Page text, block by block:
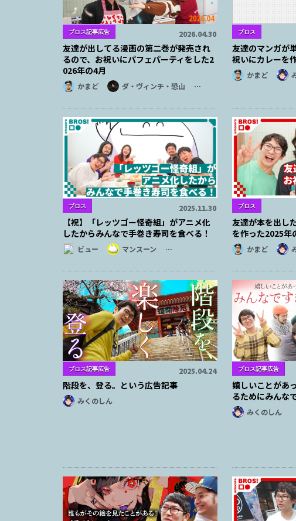
ブロス記事広告 2026.04.30
友達が出してる漫画の第二巻が発売され
るので、お祝いにパフェパーティをした2
026年の4月
かまど ダ・ヴィンチ・恐山 …
ブロス
友達のマンガが
祝いにカレーを
かまど
ブロス 2025.11.30
【祝】「レッツゴー怪奇組」がアニメ化
したからみんなで手巻き寿司を食べる！
ビュー マンスーン …
ブロス
友達が本を出し
を作った2025年
かまど
ブロス記事広告 2025.04.24
階段を、登る。という広告記事
みくのしん
ブロス記事広告
嬉しいことがあ
るためにみんな
みくのしん